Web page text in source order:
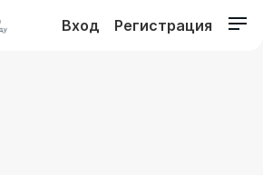
Вход Регистрация